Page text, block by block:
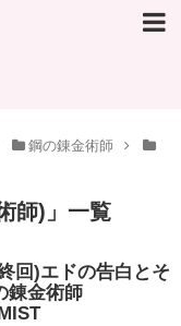
鋼の錬金術師
師) 」 一覧
回)エドの告白とそ
錬金術師